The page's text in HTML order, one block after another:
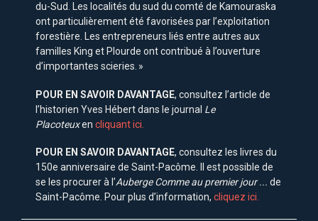
du-Sud. Les localités du sud du comté de Kamouraska
ont particulièrement été favorisées par l’exploitation
forestière. Les entrepreneurs liés entre autres aux
familles King et Plourde ont contribué à l’ouverture
d’importantes scieries. »
POUR EN SAVOIR DAVANTAGE, consultez l’article de
l’historien Yves Hébert dans le journal Le
Placoteuxen cliquant ici.
POUR EN SAVOIR DAVANTAGE, consultez les livres du
150e anniversaire de Saint-Pacôme. Il est possible de
se les procurer à l’Auberge Comme au premier jour ... de
Saint-Pacôme. Pour plus d’information, cliquez ici.